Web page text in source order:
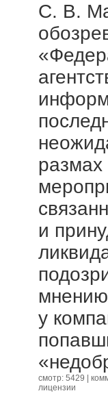
С. В.
размах
и
у
смотр: 5429 |
лицензии